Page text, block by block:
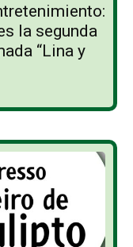
la segunda
“Lina y